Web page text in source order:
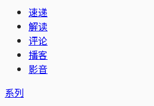
速递
解读
评论
播客
影音
系列